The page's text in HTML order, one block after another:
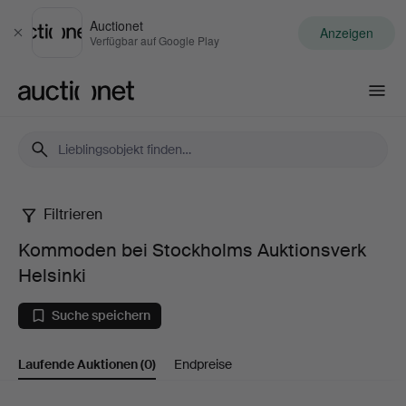
Schließen
Auctionet
Verfügbar auf Google Play Anzeigen
Kommoden
bei
Stockholms
Auktionsverk
Filtrieren
Kommoden bei Stockholms Auktionsverk
Helsinki
Suche speichern
Laufende Auktionen(0) Endpreise